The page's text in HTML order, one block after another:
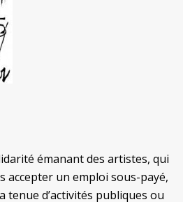
émanant des artistes, qui
accepter un emploi sous-payé,
tenue d’activités publiques ou